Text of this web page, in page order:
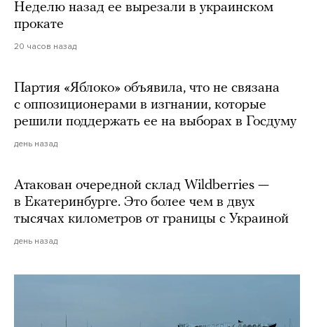
Неделю назад ее вырезали в украинском
прокате
20 часов назад
Партия «Яблоко» объявила, что не связана
с оппозиционерами в изгнании, которые
решили поддержать ее на выборах в Госдуму
день назад
Атакован очередной склад Wildberries —
в Екатеринбурге. Это более чем в двух
тысячах километров от границы с Украиной
день назад